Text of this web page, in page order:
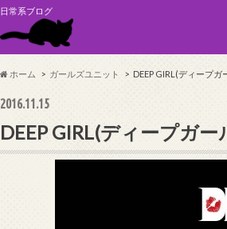
日常系ブログ
ホーム ガールズユニット DEEP GIRL(ディープガ
2016.11.15
DEEP GIRL(ディープガ